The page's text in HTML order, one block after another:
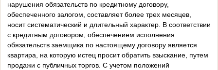
нарушения обязательств по кредитному договору,
обеспеченного залогом, составляет более трех месяцев,
носит систематический и длительный характер. В соответствии
с кредитным договором, обеспечением исполнения
обязательств заемщика по настоящему договору является
квартира, на которую истец просит обратить взыскание, путем
продажи с публичных торгов. С учетом положений